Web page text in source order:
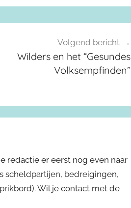
Volgend bericht
Wilders en het “Gesundes
Volksempfinden”
redactie er eerst nog even naar
scheldpartijen, bedreigingen,
Wil je contact met de